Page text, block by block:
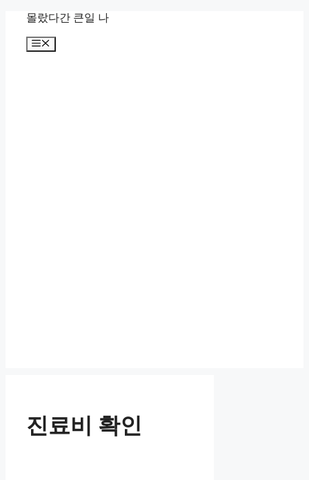
몰랐다간 큰일 나
메
진료비 확인